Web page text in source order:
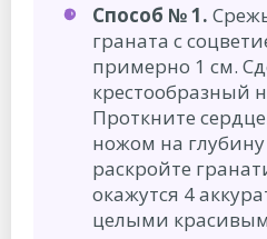
Способ № 1.
граната с
примерно 1 см.
крестообразный
Проткните
ножом на
раскройте
окажутся 4
целыми